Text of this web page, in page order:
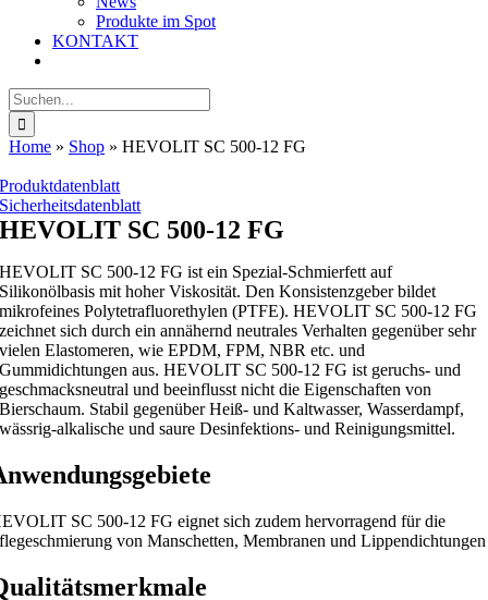
Produkte im Spot
KONTAKT
Suche
nach:
Home » Shop » HEVOLIT SC 500-12 FG
Produktdatenblatt
Sicherheitsdatenblatt
HEVOLIT SC 500-12 FG
HEVOLIT SC 500-12 FG ist ein Spezial-Schmierfett auf
Silikonölbasis mit hoher Viskosität. Den Konsistenzgeber bildet
mikrofeines Polytetrafluorethylen (PTFE). HEVOLIT SC 500-12 FG
zeichnet sich durch ein annähernd neutrales Verhalten gegenüber sehr
vielen Elastomeren, wie EPDM, FPM, NBR etc. und
Gummidichtungen aus. HEVOLIT SC 500-12 FG ist geruchs- und
geschmacksneutral und beeinflusst nicht die Eigenschaften von
Bierschaum. Stabil gegenüber Heiß- und Kaltwasser, Wasserdampf,
wässrig-alkalische und saure Desinfektions- und Reinigungsmittel.
SC 500-12 FG eignet sich zudem hervorragend für die
von Manschetten, Membranen und Lippendichtungen